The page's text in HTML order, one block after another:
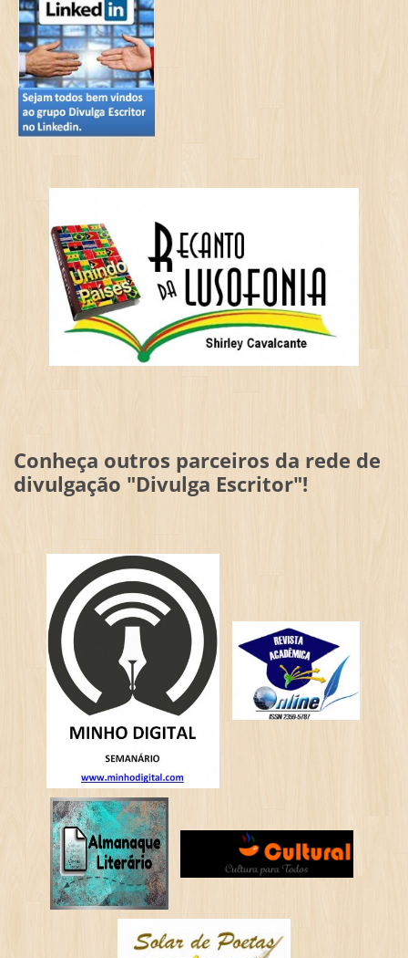
Conheça outros parceiros da rede de
divulgação "Divulga Escritor"!